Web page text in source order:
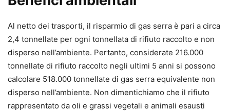
Al netto dei trasporti, il risparmio di gas serra è pari a circa
2,4 tonnellate per ogni tonnellata di rifiuto raccolto e non
disperso nell’ambiente. Pertanto, considerate 216.000
tonnellate di rifiuto raccolto negli ultimi 5 anni si possono
calcolare 518.000 tonnellate di gas serra equivalente non
disperso nell’ambiente. Non dimentichiamo che il rifiuto
rappresentato da oli e grassi vegetali e animali esausti